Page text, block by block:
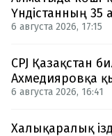
Үндістанның
6 августа 2026, 17:15
CPJ Қазақстан
Ахмедияровқа
6 августа 2026, 16:41
Халықаралық